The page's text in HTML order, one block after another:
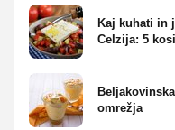
Kaj kuhati in
Celzija: 5
omrežja